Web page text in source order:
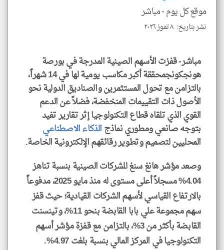
موقع كل يوم -مباشر
نشر بتاريخ: ٨ تموز ٢٠٢٦
مباشر- قفزت الأسهم الصينية المدرجة في بورصة
هونجكونجمحققة أكبر مكاسب يومية لها في 14 شهراً،
بالتزامن مع تحول المستثمرين والصناديق الدولية نحو
الأصول ذات التقييمات المنخفضة، فضلاً عن الدعم
القوي الذي تلقاه قطاع التكنولوجيا إثر تقارير تفيد
بتوجه صانعي ومطوري نماذجالذكاء الاصطناعي
المحليين لتصميم وتطوير رقائقهم الإلكترونية الخاصة.
وصعد مؤشر هانغ سنغ للشركات الصينية بنسبة تناهز
4.04% مسجلاً أعلى مستوى له منذ مايو 2025، مدفوعاً
بالارتفاع القياسي لأسهم الشركات القيادية؛ حيث قفز
سهم مجموعة علي بابا القابضة بنحو 11%، وتينسنت
القابضة بأكثر من 3%، بالتزامن مع قفزة مؤشر أسهم
التكنولوجيا في المركز المالي بنسبة بلغت 4.97%.
klyoum.com